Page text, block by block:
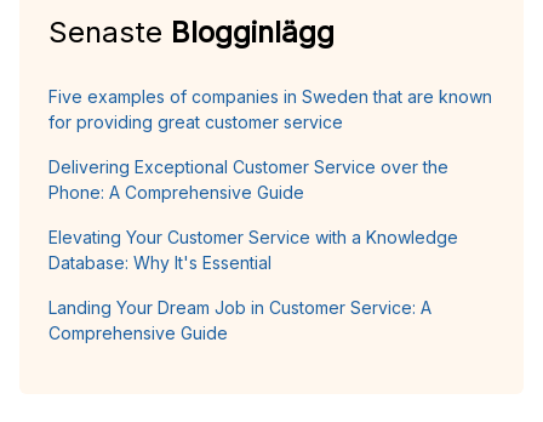
Senaste Blogginlägg
Five examples of companies in Sweden that are known
for providing great customer service
Delivering Exceptional Customer Service over the
Phone: A Comprehensive Guide
Elevating Your Customer Service with a Knowledge
Database: Why It's Essential
Landing Your Dream Job in Customer Service: A
Comprehensive Guide